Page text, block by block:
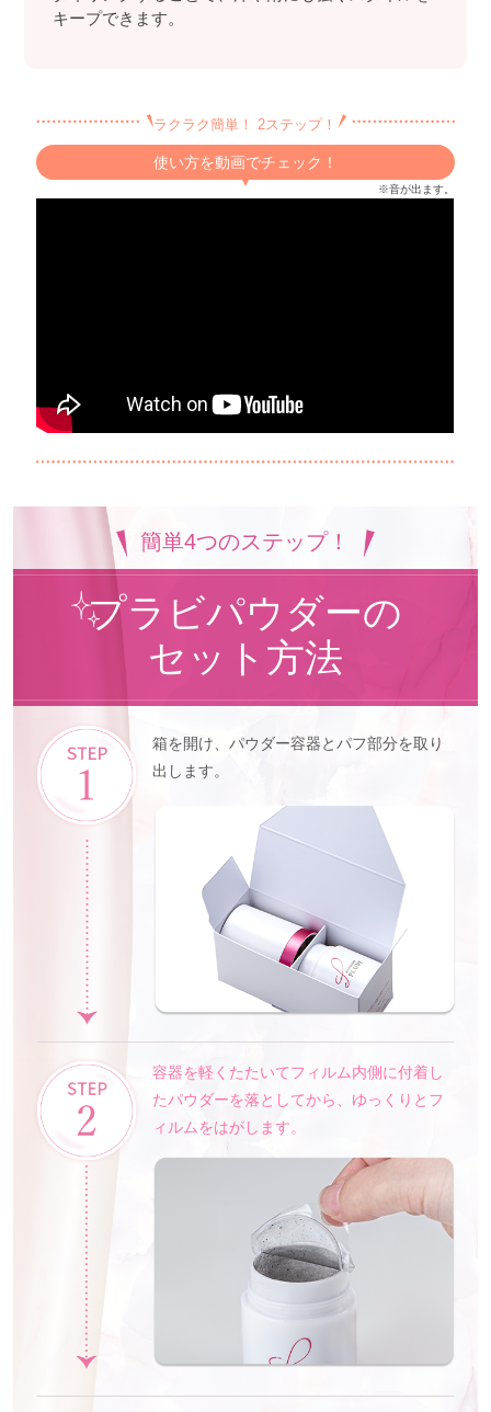
キープできます。
ラクラク簡単！ 2ステップ！
使い方を動画でチェック！
※音が出ます。
簡単4つのステップ！
プラビパウダーの
セット方法
箱を開け、パウダー容器とパフ部分を取り
出します。
容器を軽くたたいてフィルム内側に付着し
たパウダーを落としてから、ゆっくりとフ
ィルムをはがします。